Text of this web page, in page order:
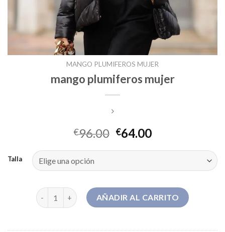
MANGO PLUMIFEROS MUJER
mango plumiferos mujer
€96.00 €64.00
Talla
mango plumiferos mujer cantidad
AÑADIR AL CARRITO